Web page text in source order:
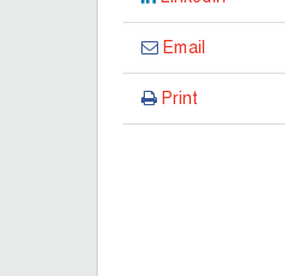
Email
Print